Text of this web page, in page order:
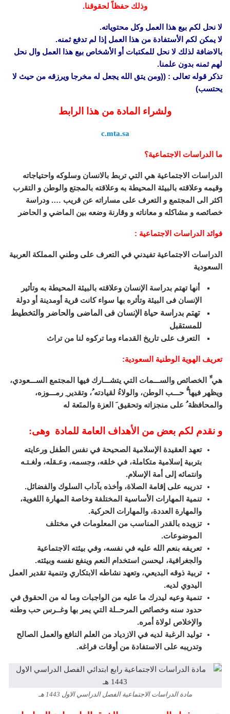
وذلك حفظاً لحقوقنا.
لا نحل لكم بيع هذا العمل وكل محتوياته.
لا يمكن لكم الأستفادة من هذا العمل إذا لم تدفع ثمنه.
بالاضافة لذلك لا نحل للمكتبات أو الأشخاص بيع هذا العمل وال نحل
لهم ثمنه بدون علمنا.
تذكر قوله تعالى : ((ومن يتق الله يجعل له مخرجا ويرزقه من حيث لا
يحتسب)
ولشراء المادة من هذا الرابط
c.mta.sa
ما الدراسات الاجتماعية؟
الدراسات الاجتماعية هي التي تربط بالانسان وسلوكه واحتياجاته
وقيمه وعلاقته بالبيئة المحيطة به وعلاقته بالمجتع والوطن و التقرب
اكثر الى المجتمع و التعرف على مساراته عن قريب …. ودراسة
خصائصه و مشاكله و معاناته و وقارنة وضعه بين الماضي و الحاضر
فوائد الدراسات الاجتماعية :
الدراسات الاجتماعية تفيدني في التعرف على وطني المملكة العربية
السعودية
أنها تهتم بدراسة الإنسان وعلاقته بالبيئة المحيطة به وتأثير
الإنسان فى البيئة وتأثره بها سواء كانت قرية أومدينة أو دولة
تهتم بدراسة حياة الإنسان فى الماضى والحاضر والتخطيط
للمستقبل
التعرف على تاريخ القدماء وما تركوه لنا من تراث
تعريف الهوية الوطنية السعودية:
هي ِّ الخصائص والســـمات التي يتشـــارك فيها المجتمع الســـعودي،
ويظهر فيها ُّ حـــب الوطن، والولاءُ لقيادته ُ، وتقدير ِ رمـــوزه،
والمحافظة ُ على منجزاته وتحقيق َ العزة والمنَعة له
و نقدم لكم بعض من الأهداف العامة للمادة وهى:
تعهد العقيدة الإسلامية الصحيحة في نفس الطفل ورعايته
بتربية إسلامية متكاملة، في خلقه، وجسمه، وعـقله، ولغـتـه
وانتمائه إلى أمة الإسلام.
تدريبه على إقامة الصلاة، وأخذه بآداب السلوك والفضائل.
تنمية المهارات الأساسية المختلفة وخاصة المهارة اللغوية،
والمهارة العددة، والمهارات الحركية.
تزويده بالقدر المناسب من المعلومات في مختلف
الموضوعات.
تعريفه بنعم الله عليه في نفسه، وفي بيئته الاجتماعية
والجغرافية، ليحسن استخدام النعم وينفع نفسه وبيئته.
تربية ذوقه البديعي، وتعهد نشاطه الابتكاري وتنمية تقدير العمل
اليدوي لديه.
تنمية وعيه ليدرك ما عليه من الواجبات وما له من الحقوق في
حدود سنه وخصائص المرحــلة التي يمر بها وغــرس حب وطنه
والإخلاص لولاة أمره.
توليد الرغبة لديه في الازدياد من العلم النافع والعمل الصالح
وتدريبه على الاستفادة من أوقات فراغه.
مادة الدراسات الاجتماعية الفصل الدراسي الاول 1443 هـ